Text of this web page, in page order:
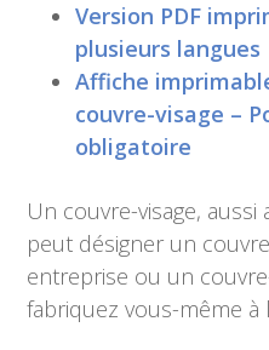
Version PDF
plusieurs langues
Affiche
couvre-visage –
obligatoire
Un couvre-visage,
peut désigner un
entreprise ou un
fabriquez vous-même à